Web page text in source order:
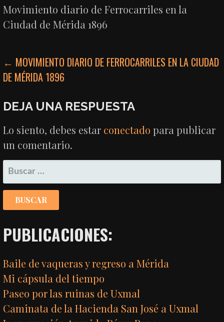
Movimiento diario de Ferrocarriles en la
Ciudad de Mérida 1896
NAVEGACIÓN
DE
ENTRADAS
← MOVIMIENTO DIARIO DE FERROCARRILES EN LA CIUDAD
DE MÉRIDA 1896
DEJA UNA RESPUESTA
Lo siento, debes estar conectado para publicar
un comentario.
BUSCAR:
PUBLICACIONES:
Baile de vaqueras y regreso a Mérida
Mi cápsula del tiempo
Paseo por las ruinas de Uxmal
Caminata de la Hacienda San José a Uxmal